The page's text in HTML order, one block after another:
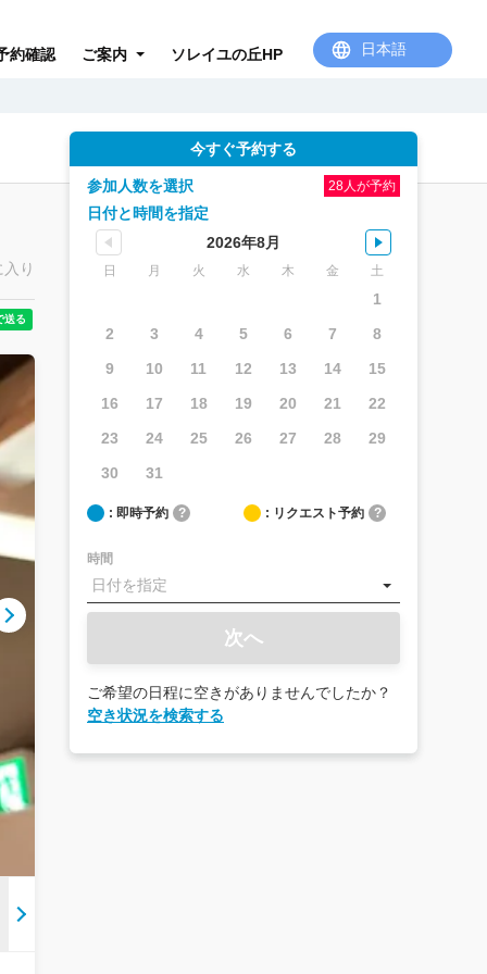
約確認 ご案内 ソレイユの丘HP
り
今すぐ予約する
28人が予約
参加人数を選択
日付と時間を指定
2026年8月
日 月 火 水 木 金 土
1
2
3 4 5 6 7
8
9
10 11 12 13 14
15
16
17 18 19 20 21
22
23
24 25 26 27 28
29
30
31
: 即時予約 ? : リクエスト予約 ?
時間
次へ
ご希望の日程に空きがありませんでしたか？
空き状況を検索する